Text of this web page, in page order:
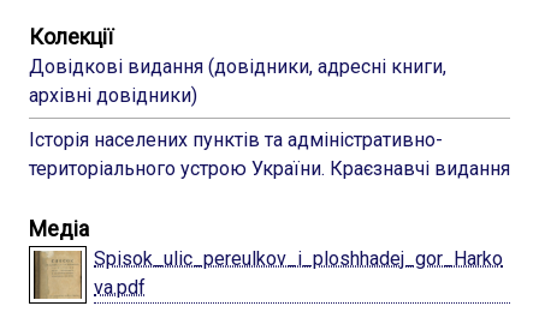
Колекції
Довідкові видання (довідники, адресні книги,
архівні довідники)
Історія населених пунктів та адміністративно-
територіального устрою України. Краєзнавчі видання
Медіа
Spisok_ulic_pereulkov_i_ploshhadej_gor_Harko
va.pdf